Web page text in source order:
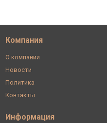
Компания
О компании
Новости
Политика
Контакты
Информация